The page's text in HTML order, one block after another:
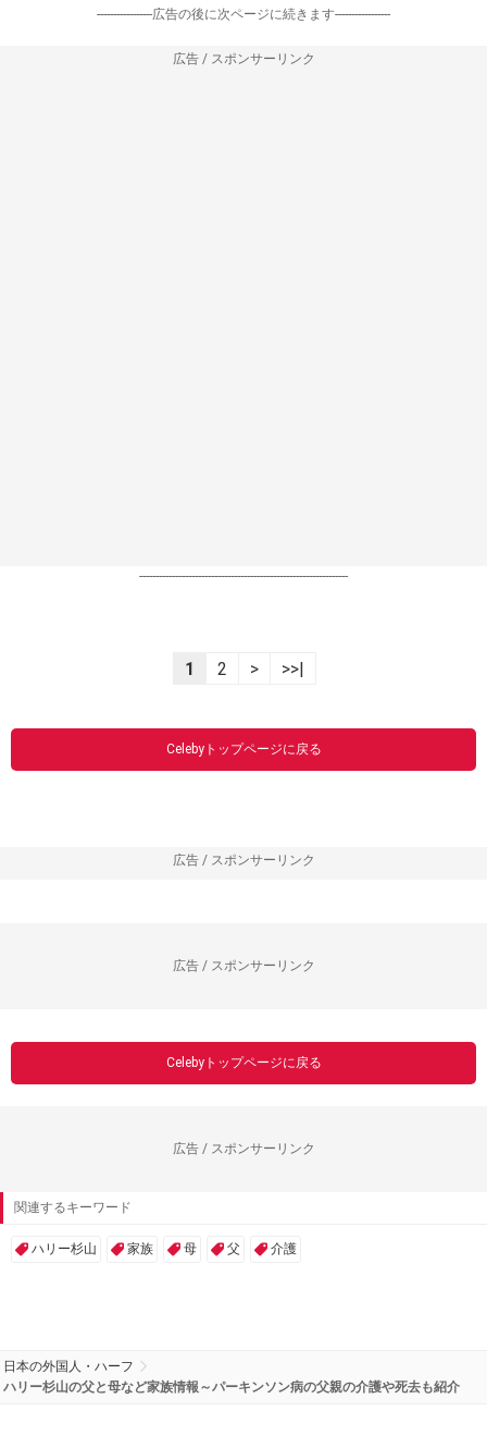
-----------------広告の後に次ページに続きます-----------------
広告 / スポンサーリンク
----------------------------------------------------------------
1 2 > >>|
Celebyトップページに戻る
広告 / スポンサーリンク
広告 / スポンサーリンク
Celebyトップページに戻る
広告 / スポンサーリンク
関連するキーワード
ハリー杉山 家族 母 父 介護
日本の外国人・ハーフ
ハリー杉山の父と母など家族情報～パーキンソン病の父親の介護や死去も紹介